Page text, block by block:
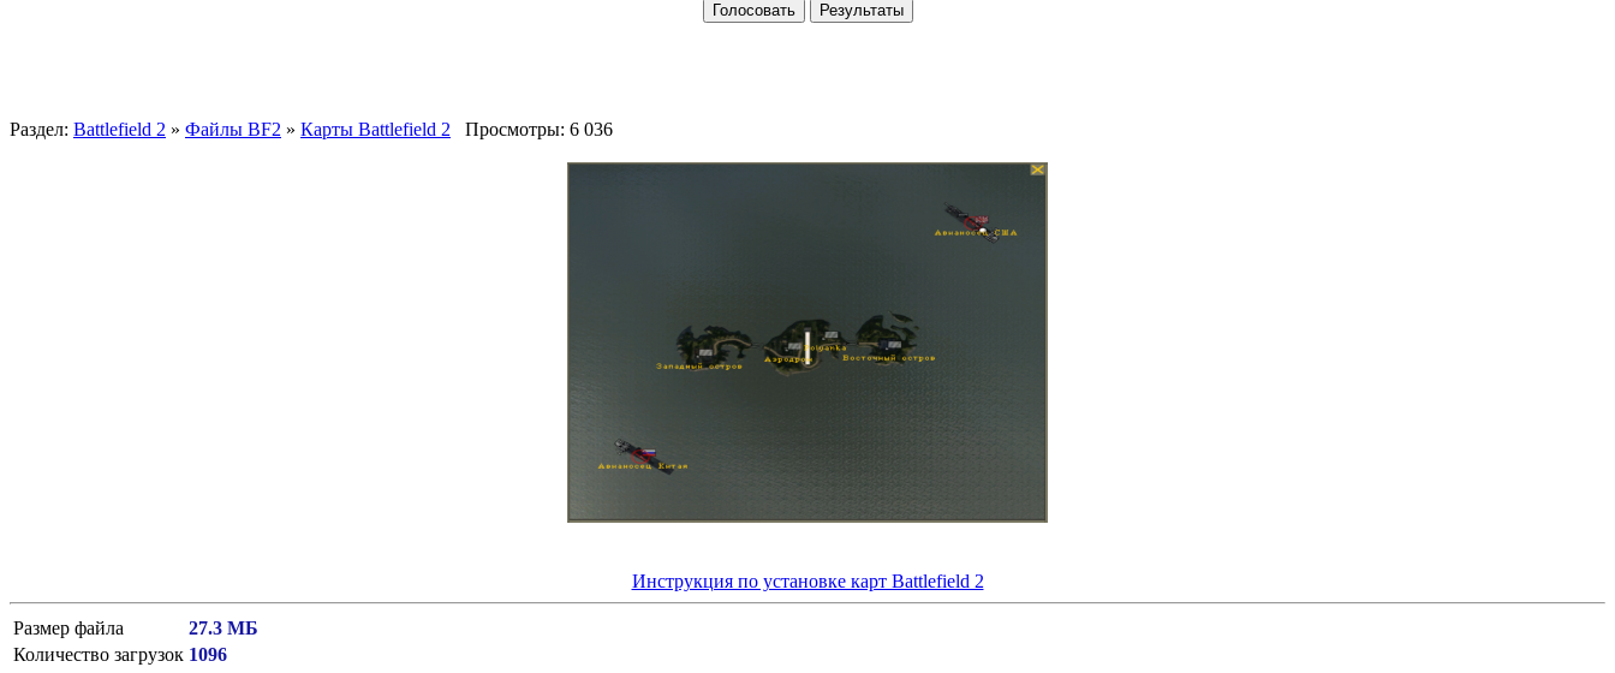
Голосовать Результаты
Раздел: Battlefield 2 » Файлы BF2 » Карты Battlefield 2 Просмотры: 6 036
Инструкция по установке карт Battlefield 2
Размер файла
27.3 МБ
Количество загрузок 1096